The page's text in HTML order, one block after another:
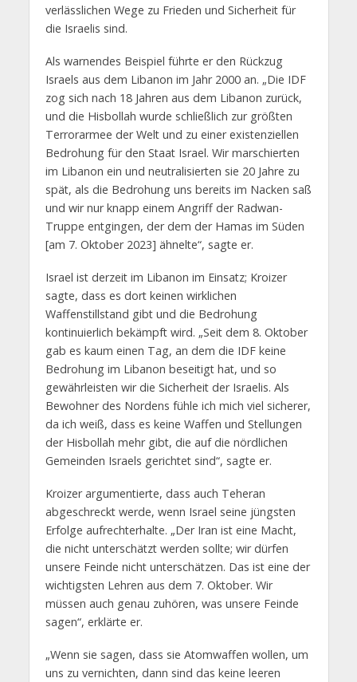
verlässlichen Wege zu Frieden und Sicherheit für
die Israelis sind.
Als warnendes Beispiel führte er den Rückzug
Israels aus dem Libanon im Jahr 2000 an. „Die IDF
zog sich nach 18 Jahren aus dem Libanon zurück,
und die Hisbollah wurde schließlich zur größten
Terrorarmee der Welt und zu einer existenziellen
Bedrohung für den Staat Israel. Wir marschierten
im Libanon ein und neutralisierten sie 20 Jahre zu
spät, als die Bedrohung uns bereits im Nacken saß
und wir nur knapp einem Angriff der Radwan-
Truppe entgingen, der dem der Hamas im Süden
[am 7. Oktober 2023] ähnelte“, sagte er.
Israel ist derzeit im Libanon im Einsatz; Kroizer
sagte, dass es dort keinen wirklichen
Waffenstillstand gibt und die Bedrohung
kontinuierlich bekämpft wird. „Seit dem 8. Oktober
gab es kaum einen Tag, an dem die IDF keine
Bedrohung im Libanon beseitigt hat, und so
gewährleisten wir die Sicherheit der Israelis. Als
Bewohner des Nordens fühle ich mich viel sicherer,
da ich weiß, dass es keine Waffen und Stellungen
der Hisbollah mehr gibt, die auf die nördlichen
Gemeinden Israels gerichtet sind“, sagte er.
Kroizer argumentierte, dass auch Teheran
abgeschreckt werde, wenn Israel seine jüngsten
Erfolge aufrechterhalte. „Der Iran ist eine Macht,
die nicht unterschätzt werden sollte; wir dürfen
unsere Feinde nicht unterschätzen. Das ist eine der
wichtigsten Lehren aus dem 7. Oktober. Wir
müssen auch genau zuhören, was unsere Feinde
sagen“, erklärte er.
„Wenn sie sagen, dass sie Atomwaffen wollen, um
uns zu vernichten, dann sind das keine leeren